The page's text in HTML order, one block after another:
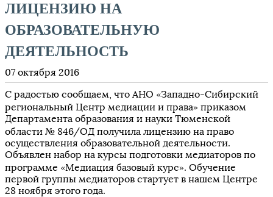
ЛИЦЕНЗИЮ НА
ОБРАЗОВАТЕЛЬНУЮ
ДЕЯТЕЛЬНОСТЬ
07 октября 2016
С радостью сообщаем, что АНО «Западно-Сибирский
региональный Центр медиации и права» приказом
Департамента образования и науки Тюменской
области № 846/ОД получила лицензию на право
осуществления образовательной деятельности.
Объявлен набор на курсы подготовки медиаторов по
программе «Медиация базовый курс». Обучение
первой группы медиаторов стартует в нашем Центре
28 ноября этого года.